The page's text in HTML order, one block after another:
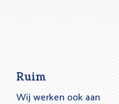
Ruim
Wij werken ook aan